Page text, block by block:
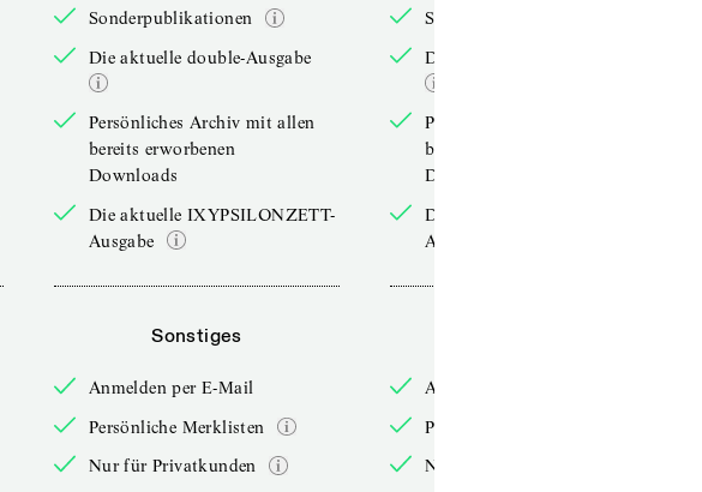
Sonderpublikationen
Die aktuelle double-Ausgabe
Persönliches Archiv mit allen
bereits erworbenen
Downloads
Die aktuelle IXYPSILONZETT-
Ausgabe
Sonstiges
Anmelden per E-Mail
Persönliche Merklisten
Nur für Privatkunden
Sonderpublikationen
Die aktuelle double-Ausgabe
Persönliches Archiv mit allen
bereits erworbenen
Downloads
Die aktuelle IXYPSILONZETT-
Ausgabe
Anmelden per E-Mail
Persönliche Merklisten
Nur für Privatkunden